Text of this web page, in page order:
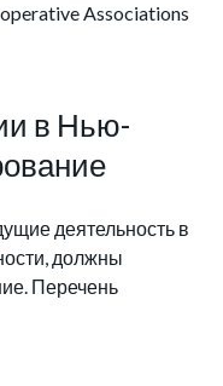
Associations
в Нью-
деятельность в
должны
Перечень